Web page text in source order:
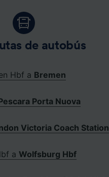
de autobús
Hbf a Bremen
Porta Nuova
Victoria Coach Station
a Wolfsburg Hbf